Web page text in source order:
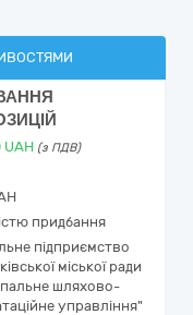
UAH (з ПДВ)
придбання
підприємство
міської ради
шляхово-
управління"